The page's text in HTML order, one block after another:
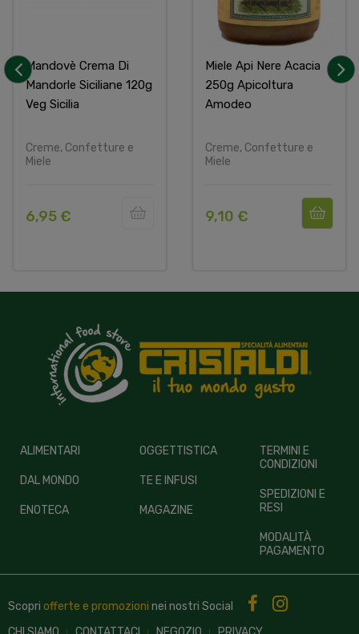
Mandovè Crema Di
Mandorle Siciliane 120g
Veg Sicilia
Creme, Confetture e
Miele
6,95 €
Miele Api Nere Acacia
250g Apicoltura
Amodeo
Creme, Confetture e
Miele
9,10 €
ALIMENTARI
DAL MONDO
ENOTECA
OGGETTISTICA
TE E INFUSI
MAGAZINE
TERMINI E
CONDIZIONI
SPEDIZIONI E
RESI
MODALITÀ
PAGAMENTO
Scopri offerte e promozioni nei nostri Social